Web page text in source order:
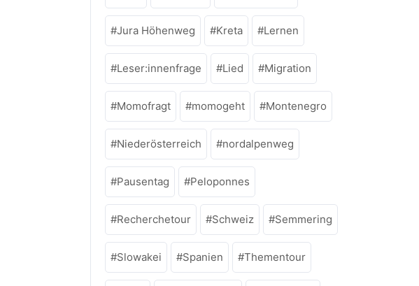
Jura Höhenweg Kreta Lernen
Leser:innenfrage Lied Migration
Momofragt momogeht Montenegro
Niederösterreich nordalpenweg
Pausentag Peloponnes
Recherchetour Schweiz Semmering
Slowakei Spanien Thementour